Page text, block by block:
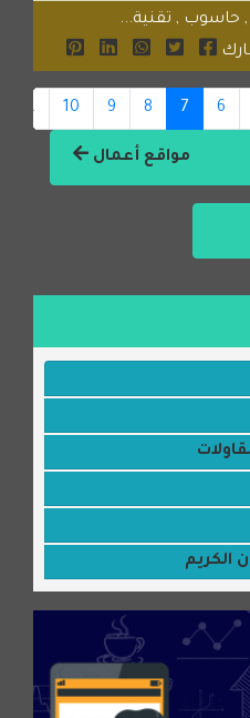
, حاسوب , تقنية...
6
7
8
9
10
...
مواقع أعمال
الكريم